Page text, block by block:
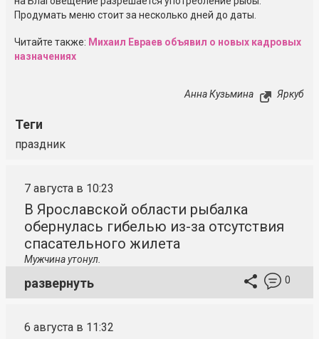
Продумать меню стоит за несколько дней до даты.
Читайте также: Михаил Евраев объявил о новых кадровых
назначениях
Анна Кузьмина Яркуб
Теги
праздник
7 августа в 10:23
В Ярославской области рыбалка
обернулась гибелью из-за отсутствия
спасательного жилета
Мужчина утонул.
развернуть 0
6 августа в 11:32